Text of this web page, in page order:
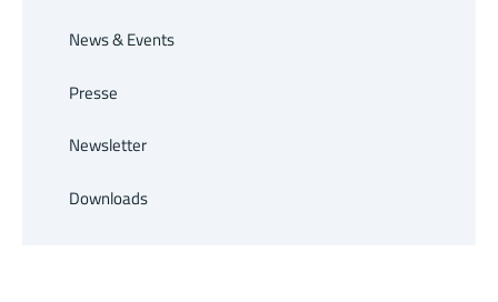
News & Events
Presse
Newsletter
Downloads